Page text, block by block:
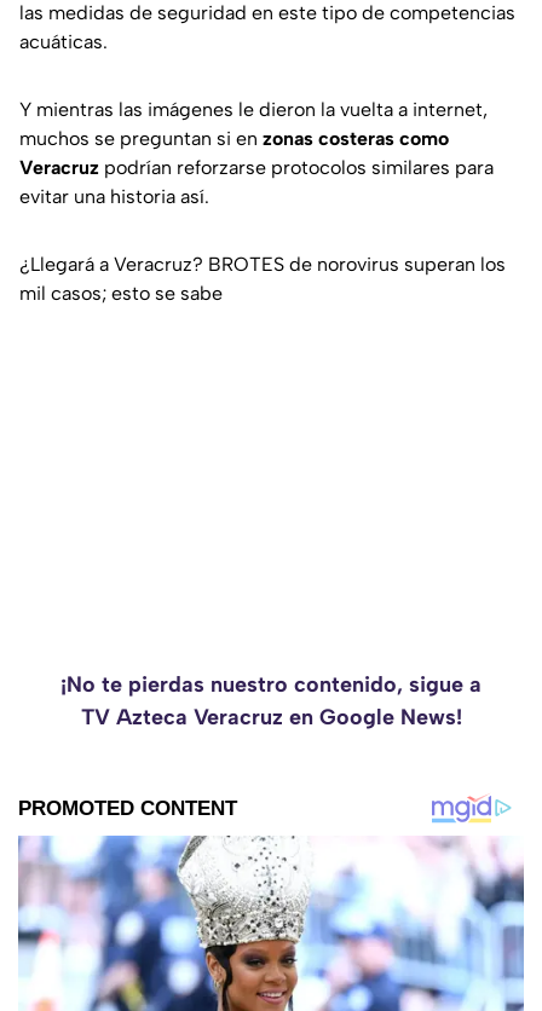
las medidas de seguridad en este tipo de competencias
acuáticas.
Y mientras las imágenes le dieron la vuelta a internet,
muchos se preguntan si en zonas costeras como
Veracruz podrían reforzarse protocolos similares para
evitar una historia así.
¿Llegará a Veracruz? BROTES de norovirus superan los
mil casos; esto se sabe
¡No te pierdas nuestro contenido, sigue a
TV Azteca Veracruz en Google News!